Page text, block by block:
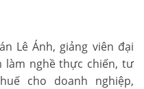
Lê Ánh, giảng viên đại
làm nghề thực chiến, tư
cho doanh nghiệp,